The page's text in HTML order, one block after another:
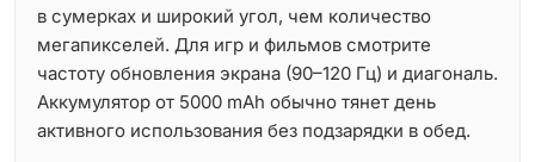
в сумерках и широкий угол, чем количество
мегапикселей. Для игр и фильмов смотрите
частоту обновления экрана (90–120 Гц) и диагональ.
Аккумулятор от 5000 mAh обычно тянет день
активного использования без подзарядки в обед.